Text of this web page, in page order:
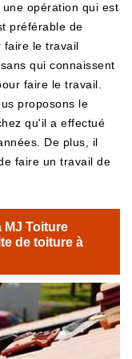
opération qui est
préférable de
faire le travail
qui connaissent
faire le travail.
proposons le
qu'il a effectué
De plus, il
faire un travail de
MJ Toiture
de toiture à